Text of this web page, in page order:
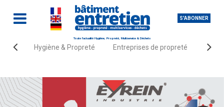
S'ABONNER
Toute l'actualité Hygiène, Propreté, Multiservice & Déchets
Hygiène & Propreté Entreprises de propreté